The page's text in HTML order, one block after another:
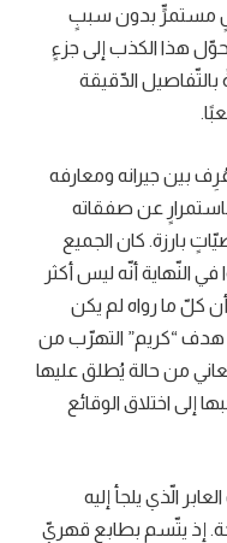
مستمرٍّ بدون سببٍ
هذا الكذب إلى جزءٍ
الدّقيقة
بين جيرانه ومعارفه
عن صفقاته
بارزة. كان الجميع
النّهاية أنّه ليس أكثر
ما رواه لم يكن
“كريم” التهرّب من
من حالة يُطلق عليها
إلى اختلاق الوقائع
الّذي يلجأ إليه
إذ يتّسم بطابعٍ قهريّ